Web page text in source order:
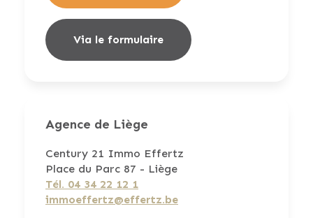
Via le formulaire
Agence de Liège
Century 21 Immo Effertz
Place du Parc 87 - Liège
Tél. 04 34 22 12 1
immoeffertz@effertz.be